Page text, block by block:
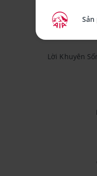
Lời Khuyên